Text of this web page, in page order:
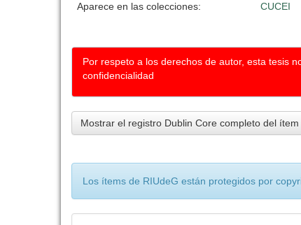
Aparece en las colecciones: CUCEI
Por respeto a los derechos de autor, esta tesis
confidencialidad
Mostrar el registro Dublin Core completo del ítem
Los ítems de RIUdeG están protegidos por